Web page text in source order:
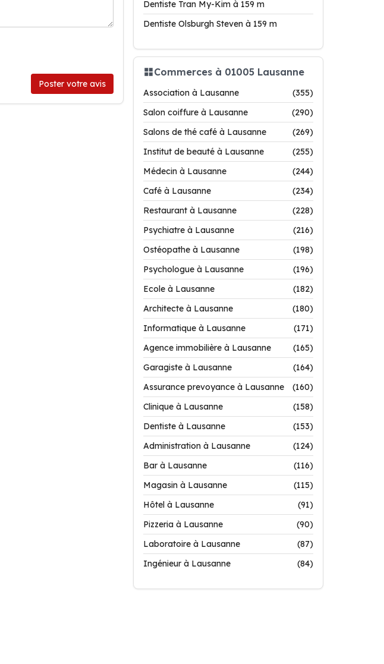
Poster votre avis
Dentiste Tran My-Kim à 159 m
Dentiste Olsburgh Steven à 159 m
Commerces à 01005 Lausanne
Association à Lausanne
(355)
Salon coiffure à Lausanne
(290)
Salons de thé café à Lausanne
(269)
Institut de beauté à Lausanne
(255)
Médecin à Lausanne
(244)
Café à Lausanne
(234)
Restaurant à Lausanne
(228)
Psychiatre à Lausanne
(216)
Ostéopathe à Lausanne
(198)
Psychologue à Lausanne
(196)
Ecole à Lausanne
(182)
Architecte à Lausanne
(180)
Informatique à Lausanne
(171)
Agence immobilière à Lausanne
(165)
Garagiste à Lausanne
(164)
Assurance prevoyance à Lausanne
(160)
Clinique à Lausanne
(158)
Dentiste à Lausanne
(153)
Administration à Lausanne
(124)
Bar à Lausanne
(116)
Magasin à Lausanne
(115)
Hôtel à Lausanne
(91)
Pizzeria à Lausanne
(90)
Laboratoire à Lausanne
(87)
Ingénieur à Lausanne
(84)